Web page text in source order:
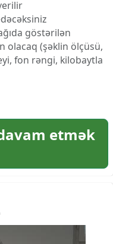
göstərilən
olacaq (şəklin ölçüsü,
fon rəngi, kilobaytla
etmək